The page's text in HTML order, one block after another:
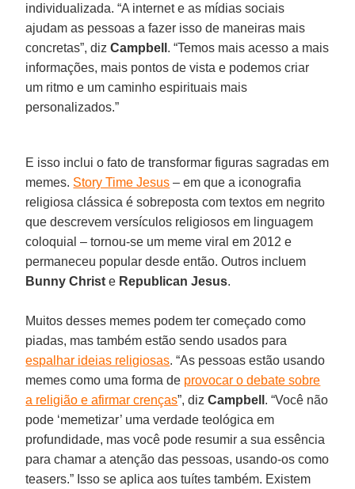
individualizada. “A internet e as mídias sociais
ajudam as pessoas a fazer isso de maneiras mais
concretas”, dizCampbell . “Temos mais acesso a mais
informações, mais pontos de vista e podemos criar
um ritmo e um caminho espirituais mais
personalizados.”
E isso inclui o fato de transformar figuras sagradas em
memes. Story Time Jesus – em que a iconografia
religiosa clássica é sobreposta com textos em negrito
que descrevem versículos religiosos em linguagem
coloquial – tornou-se um meme viral em 2012 e
permaneceu popular desde então. Outros incluem
Bunny Christ e Republican Jesus.
Muitos desses memes podem ter começado como
piadas, mas também estão sendo usados para
espalhar ideias religiosas. “As pessoas estão usando
memes como uma forma de provocar o debate sobre
a religião e afirmar crenças”, dizCampbell . “Você não
pode ‘memetizar’ uma verdade teológica em
profundidade, mas você pode resumir a sua essência
para chamar a atenção das pessoas, usando-os como
teasers.” Isso se aplica aos tuítes também. Existem